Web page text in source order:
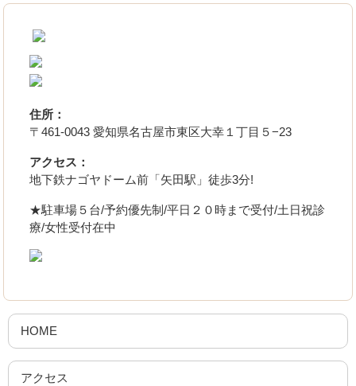
住所：
〒461-0043 愛知県名古屋市東区大幸１丁目５−23
アクセス：
地下鉄ナゴヤドーム前「矢田駅」徒歩3分!
★駐車場５台/予約優先制/平日２０時まで受付/土日祝診
療/女性受付在中
HOME
アクセス